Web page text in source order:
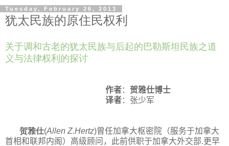
Tuesday, February 26, 2013
犹太民族的原住民权利
关于调和古老的犹太民族与后起的巴勒斯坦民族之道
义与法律权利的探讨
作者： 贺雅仕博士
译者：张少军
贺雅仕(Allen Z.Hertz)曾任加拿大枢密院（服务于加拿大
首相和联邦内阁）高级顾问，此前供职于加拿大外交部.更早